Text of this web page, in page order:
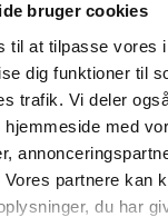
bruger cookies
til at tilpasse vores
dig funktioner til
trafik. Vi deler
med
partnere kan
du har
så
med en
plader monteres
overgang fra høj til
profil kan kun